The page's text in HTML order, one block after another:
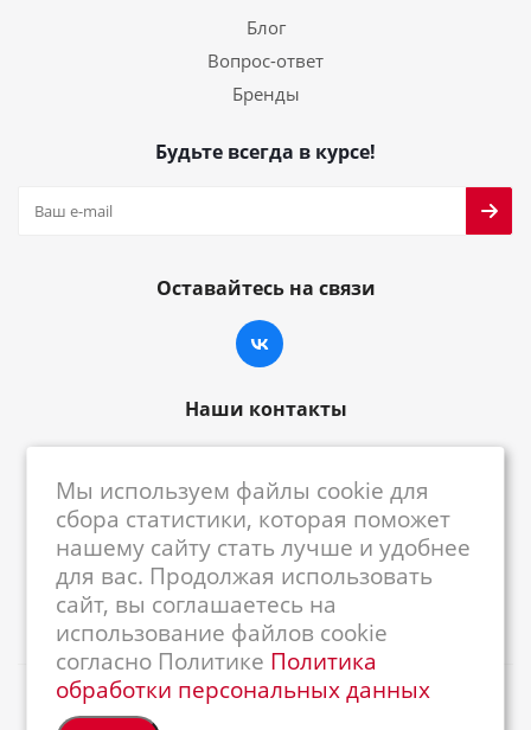
Блог
Вопрос-ответ
Бренды
Будьте всегда в курсе!
Оставайтесь на связи
Наши контакты
centrkkm@centrkkm.ru
185005, г. Петрозаводск, ул. Промышленная,
1/26
2026 © Республиканский Центр ККМ
Мы используем файлы cookie для
сбора статистики, которая поможет
нашему сайту стать лучше и удобнее
для вас. Продолжая использовать
сайт, вы соглашаетесь на
использование файлов cookie
согласно Политике Политика
обработки персональных данных